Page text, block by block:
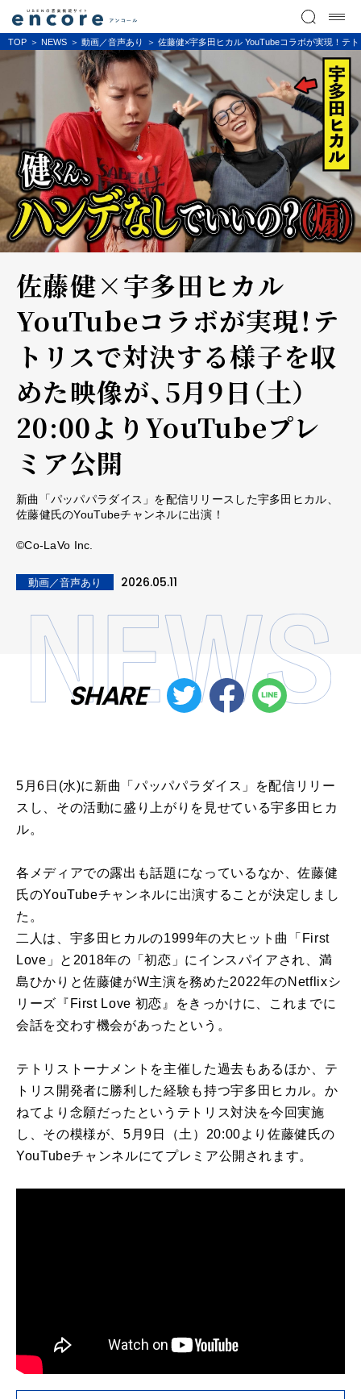
TOP NEWS 動画／音声あり 佐藤健×宇多田ヒカル YouTubeコラボが実現！テ
佐藤健×宇多田ヒカル
YouTubeコラボが実現！テ
トリスで対決する様子を収
めた映像が、5月9日（土）
20:00よりYouTubeプレ
ミア公開
新曲「パッパパラダイス」を配信リリースした宇多田ヒカル、
佐藤健氏のYouTubeチャンネルに出演！
©️Co-LaVo Inc.
動画／音声あり 2026.05.11
SHARE
5月6日(水)に新曲「パッパパラダイス」を配信リリー
スし、その活動に盛り上がりを見せている宇多田ヒカ
ル。
各メディアでの露出も話題になっているなか、佐藤健
氏のYouTubeチャンネルに出演することが決定しまし
た。
二人は、宇多田ヒカルの1999年の大ヒット曲「First
Love」と2018年の「初恋」にインスパイアされ、満
島ひかりと佐藤健がW主演を務めた2022年のNetflixシ
リーズ『First Love 初恋』をきっかけに、これまでに
会話を交わす機会があったという。
テトリストーナメントを主催した過去もあるほか、テ
トリス開発者に勝利した経験も持つ宇多田ヒカル。か
ねてより念願だったというテトリス対決を今回実施
し、その模様が、5月9日（土）20:00より佐藤健氏の
YouTubeチャンネルにてプレミア公開されます。